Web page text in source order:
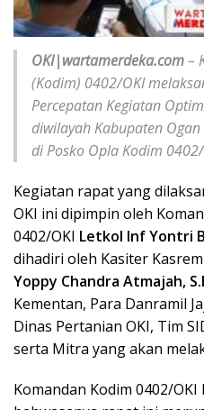
OKI|wartamerdeka.com–
(Kodim) 0402/OKI
Percepatan Kegiatan
diwilayah Kabupaten
di Posko Opla Kodim
Kegiatan rapat yang
OKI ini dipimpin oleh
0402/OKI Letkol InfYontri
dihadiri oleh Kasiter
Yoppy Chandra Atmajah,
Kementan, Para Danramil
Dinas Pertanian OKI, Tim
serta Mitra yang akan
Komandan Kodim 0402/